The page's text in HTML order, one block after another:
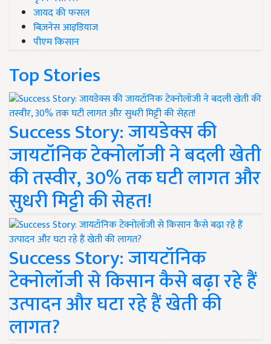
जायद की फसल
बिज़नेस आइडियाज
पीएम किसान
Top Stories
Success Story: जायडेक्स की
जायटॉनिक टेक्नोलॉजी ने बदली खेती
की तस्वीर, 30% तक घटी लागत और
सुधरी मिट्टी की सेहत!
Success Story: जायटॉनिक
टेक्नोलॉजी से किसान कैसे बढ़ा रहे हैं
उत्पादन और घटा रहे हैं खेती की
लागत?